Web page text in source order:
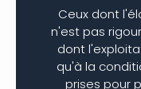
Ceux dont
n'est pas
dont
qu'à la
prises pour